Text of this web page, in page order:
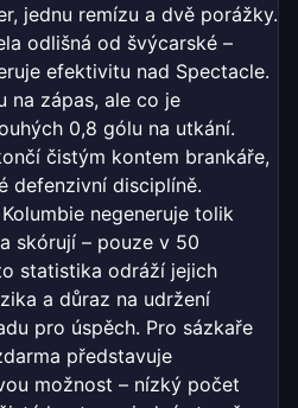
jednu remízu a dvě porážky.
odlišná od švýcarské –
efektivitu nad Spectacle.
na zápas, ale co je
0,8 gólu na utkání.
čistým kontem brankáře,
defenzivní disciplíně.
negeneruje tolik
skórují – pouze v 50
statistika odráží jejich
a důraz na udržení
pro úspěch. Pro sázkaře
představuje
možnost – nízký počet